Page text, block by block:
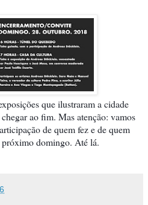
que ilustraram a cidade
ao fim. Mas atenção: vamos
de quem fez e de quem
domingo. Até lá.